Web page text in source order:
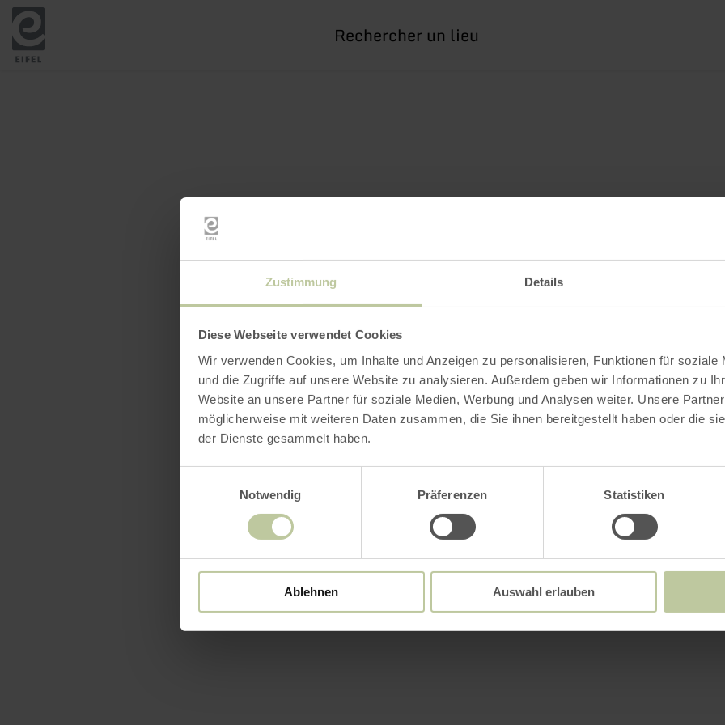
Zustimmung Details
Diese Webseite verwendet Cookies
Wir verwenden Cookies, um Inhalte und Anzeigen zu personalisieren, Funktionen für soziale
und die Zugriffe auf unsere Website zu analysieren. Außerdem geben wir Informationen zu
Website an unsere Partner für soziale Medien, Werbung und Analysen weiter. Unsere
möglicherweise mit weiteren Daten zusammen, die Sie ihnen bereitgestellt haben oder die
der Dienste gesammelt haben.
Notwendig
Präferenzen Statistiken
Ablehnen Auswahl erlauben
recherche